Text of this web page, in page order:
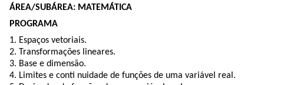
ÁREA/SUBÁREA: MATEMÁTICA
PROGRAMA
1. Espaços vetoriais.
2. Transformações lineares.
3. Base e dimensão.
4. Limites e conti nuidade de funções de uma variável real.